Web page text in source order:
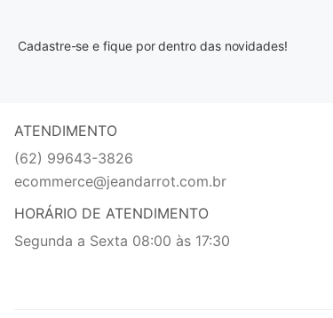
Cadastre-se e fique por dentro das novidades!
ATENDIMENTO
(62) 99643-3826
ecommerce@jeandarrot.com.br
HORÁRIO DE ATENDIMENTO
Segunda a Sexta 08:00 às 17:30